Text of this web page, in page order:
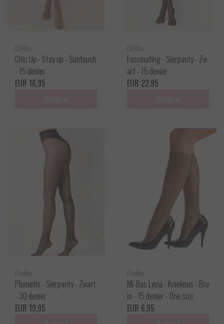
Oroblu
Chic Up - Stay up - Suntouch
- 15 denier
EUR 16,95
Oroblu
Fascinating - Sierpanty - Zw
art - 15 denier
EUR 22,95
Oroblu
Plumetis - Sierpanty - Zwart
- 30 denier
EUR 19,95
Oroblu
Mi-Bas Lycia - Kniekous - Bru
in - 15 denier - One size
EUR 6,95